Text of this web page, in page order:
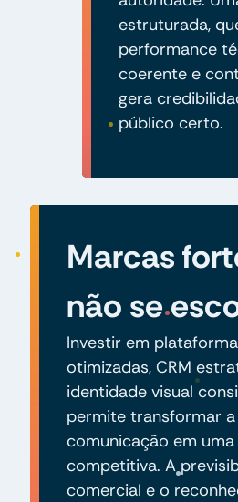
estruturada,
performance
coerente e
gera
público certo.
Marcas
não se
Investir em
otimizadas, CRM
identidade visual
permite transformar a
comunicação em
competitiva. A
comercial e o